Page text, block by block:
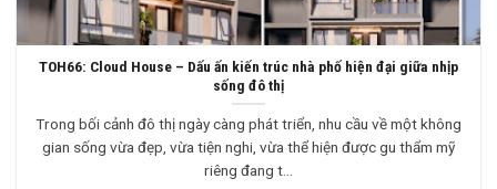
TOH66: Cloud House – Dấu ấn kiến trúc nhà phố hiện đại giữa nhịp
sống đô thị
Trong bối cảnh đô thị ngày càng phát triển, nhu cầu về một không
gian sống vừa đẹp, vừa tiện nghi, vừa thể hiện được gu thẩm mỹ
riêng đang t...